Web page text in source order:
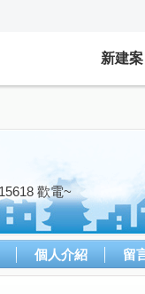
新建案
歡電~
個人介紹 留